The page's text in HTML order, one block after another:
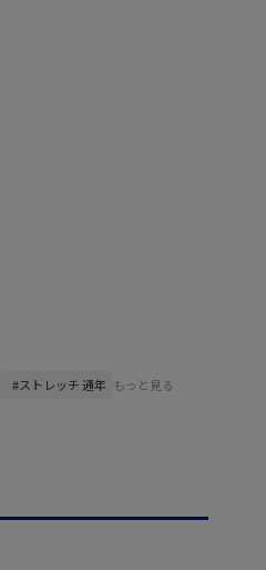
#ストレッチ 通年 もっと見る